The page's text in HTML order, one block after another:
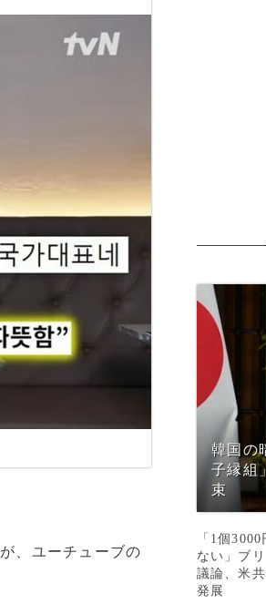
、ユーチューブの
韓国の
子縁組
束
「1個
ない」ブ
議論、米
発展